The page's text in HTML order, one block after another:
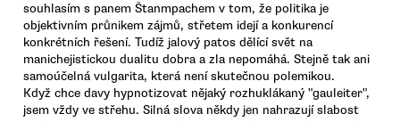
souhlasím s panem Štanmpachem v tom, že politika je
objektivním průnikem zájmů, střetem idejí a konkurencí
konkrétních řešení. Tudíž jalový patos dělící svět na
manichejistickou dualitu dobra a zla nepomáhá. Stejně tak ani
samoúčelná vulgarita, která není skutečnou polemikou.
Když chce davy hypnotizovat nějaký rozhuklákaný "gauleiter",
jsem vždy ve střehu. Silná slova někdy jen nahrazují slabost